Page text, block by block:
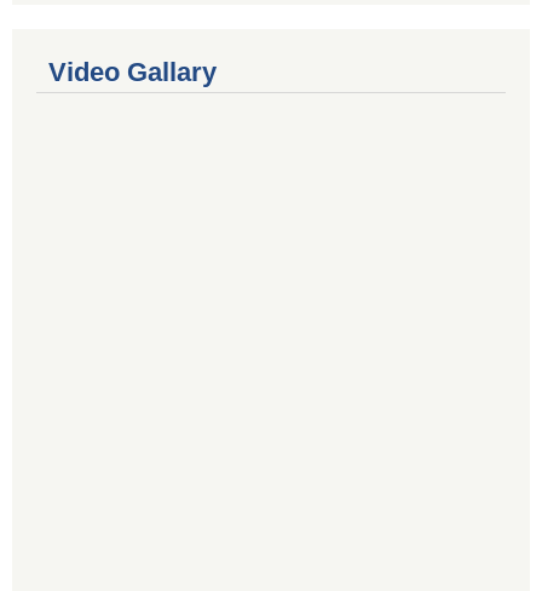
Video Gallary